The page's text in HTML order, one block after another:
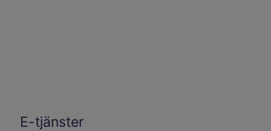
E-tjänster